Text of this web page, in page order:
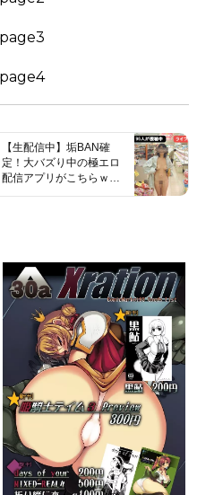
【生配信中】垢BAN確
定！大バズり中の極エロ
配信アプリがこちらｗｗ
ｗ